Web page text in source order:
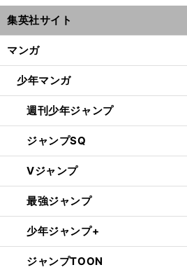
集英社サイト
マンガ
少年マンガ
週刊少年ジャンプ
ジャンプSQ
Vジャンプ
最強ジャンプ
少年ジャンプ+
ジャンプTOON